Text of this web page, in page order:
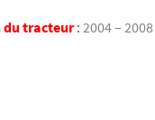
du tracteur: 2004 – 2008